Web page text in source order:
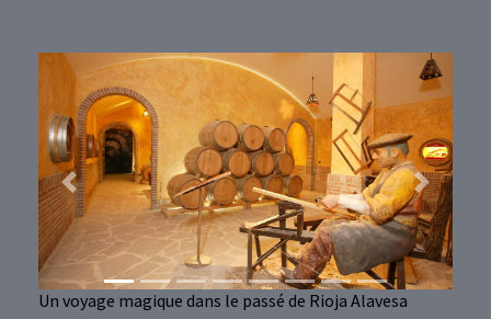
Un voyage magique dans le passé de Rioja Alavesa
Previous Next